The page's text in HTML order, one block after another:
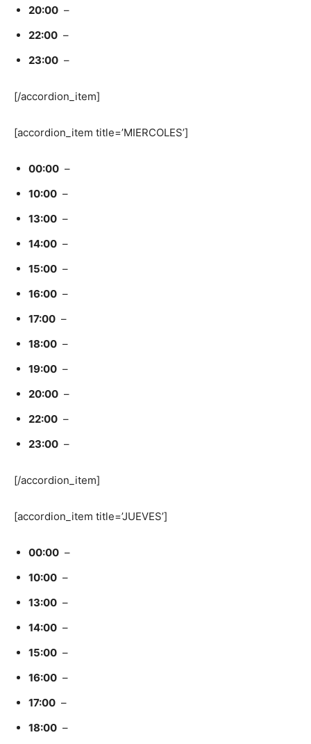
20:00 –
22:00 –
23:00 –
[/accordion_item]
[accordion_item title=’MIERCOLES’]
00:00 –
10:00 –
13:00 –
14:00 –
15:00 –
16:00 –
17:00 –
18:00 –
19:00 –
20:00 –
22:00 –
23:00 –
[/accordion_item]
[accordion_item title=’JUEVES’]
00:00 –
10:00 –
13:00 –
14:00 –
15:00 –
16:00 –
17:00 –
18:00 –